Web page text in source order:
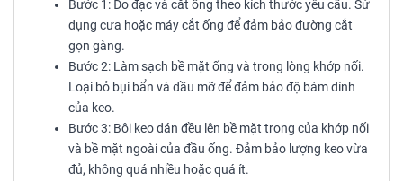
Bước 1: Đo đạc và cắt ống theo kích thước yêu cầu. Sử
dụng cưa hoặc máy cắt ống để đảm bảo đường cắt
gọn gàng.
Bước 2: Làm sạch bề mặt ống và trong lòng khớp nối.
Loại bỏ bụi bẩn và dầu mỡ để đảm bảo độ bám dính
của keo.
Bước 3: Bôi keo dán đều lên bề mặt trong của khớp nối
và bề mặt ngoài của đầu ống. Đảm bảo lượng keo vừa
đủ, không quá nhiều hoặc quá ít.